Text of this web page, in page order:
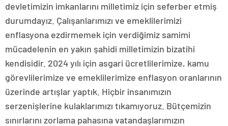
devletimizin imkanlarını milletimiz için seferber etmiş
durumdayız. Çalışanlarımızı ve emeklilerimizi
enflasyona ezdirmemek için verdiğimiz samimi
mücadelenin en yakın şahidi milletimizin bizatihi
kendisidir. 2024 yılı için asgari ücretlilerimize, kamu
görevlilerimize ve emeklilerimize enflasyon oranlarının
üzerinde artışlar yaptık. Hiçbir insanımızın
serzenişlerine kulaklarımızı tıkamıyoruz. Bütçemizin
sınırlarını zorlama pahasına vatandaşlarımızın